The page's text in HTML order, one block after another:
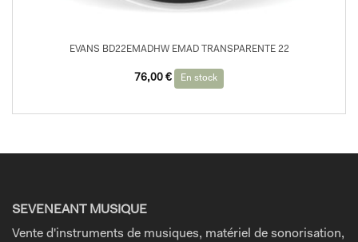
EVANS BD22EMADHW EMAD TRANSPARENTE 22
76,00 € En stock
SEVENEANT MUSIQUE
Vente d'instruments de musiques, matériel de sonorisation,